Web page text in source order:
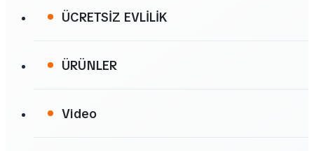
ÜCRETSİZ EVLİLİK
ÜRÜNLER
Video